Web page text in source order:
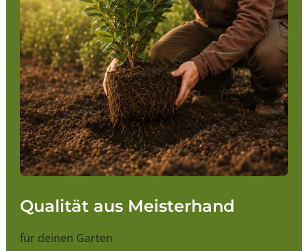
Qualität aus Meisterhand
für deinen Garten